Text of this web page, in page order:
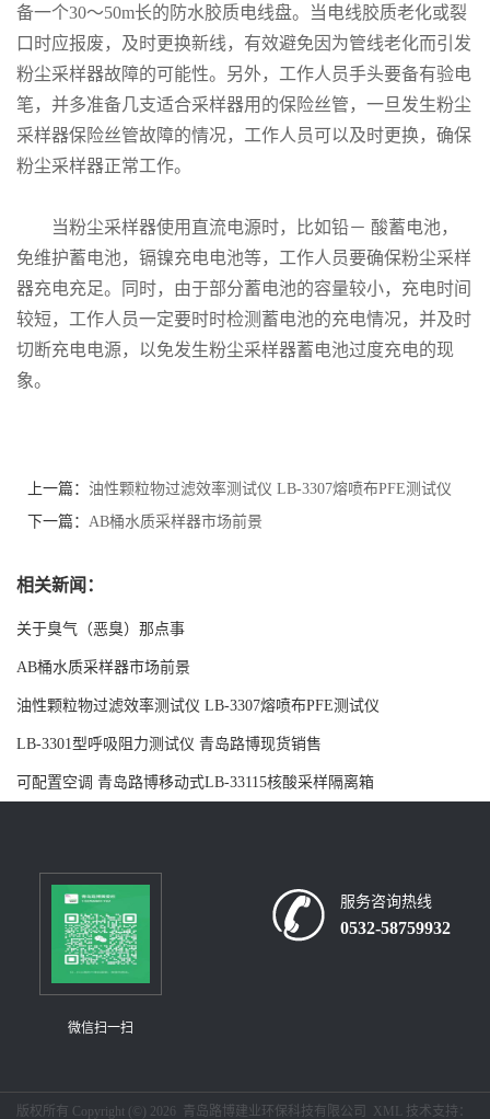
展
厅
书
誉
联
留
备一个30～50m长的防水胶质电线盘。当电线胶质老化或裂
口时应报废，及时更换新线，有效避免因为管线老化而引发
粉尘采样器故障的可能性。另外，工作人员手头要备有验电
笔，并多准备几支适合采样器用的保险丝管，一旦发生粉尘
采样器保险丝管故障的情况，工作人员可以及时更换，确保
粉尘采样器正常工作。
当粉尘采样器使用直流电源时，比如铅－ 酸蓄电池，
免维护蓄电池，镉镍充电电池等，工作人员要确保粉尘采样
器充电充足。同时，由于部分蓄电池的容量较小，充电时间
较短，工作人员一定要时时检测蓄电池的充电情况，并及时
切断充电电源，以免发生粉尘采样器蓄电池过度充电的现
象。
上一篇： 油性颗粒物过滤效率测试仪 LB-3307熔喷布PFE测试仪
下一篇： AB桶水质采样器市场前景
相关新闻：
关于臭气（恶臭）那点事
AB桶水质采样器市场前景
油性颗粒物过滤效率测试仪 LB-3307熔喷布PFE测试仪
LB-3301型呼吸阻力测试仪 青岛路博现货销售
可配置空调 青岛路博移动式LB-33115核酸采样隔离箱
微信扫一扫
服务咨询热线
0532-58759932
版权所有 Copyright (©) 2026 青岛路博建业环保科技有限公司 XML 技术支持：